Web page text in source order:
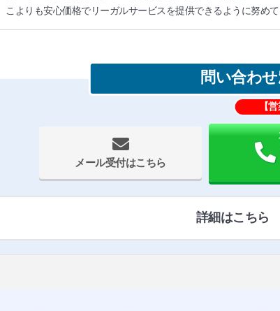
こよりも安心価格でリーガルサービスを提供できるように努め
問い合わせ
メール受付はこちら
【
詳細はこちら